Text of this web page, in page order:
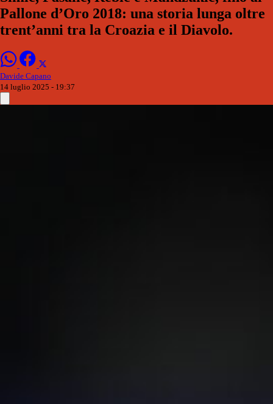
Pallone d’Oro 2018: una storia lunga oltre
trent’anni tra la Croazia e il Diavolo.
Davide Capano
14 luglio 2025 - 19:37